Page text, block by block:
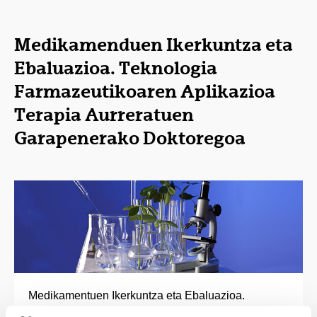
Medikamenduen Ikerkuntza eta
Ebaluazioa. Teknologia
Farmazeutikoaren Aplikazioa
Terapia Aurreratuen
Garapenerako Doktoregoa
Medikamentuen Ikerkuntza eta Ebaluazioa.